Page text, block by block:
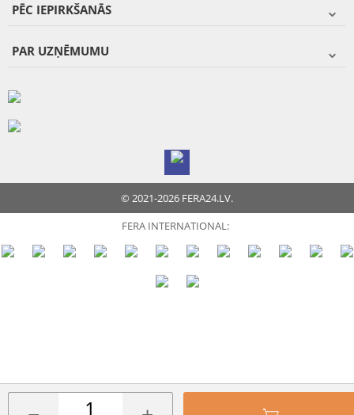
PĒC IEPIRKŠANĀS
PAR UZŅĒMUMU
© 2021-2026 FERA24.LV.
FERA INTERNATIONAL: